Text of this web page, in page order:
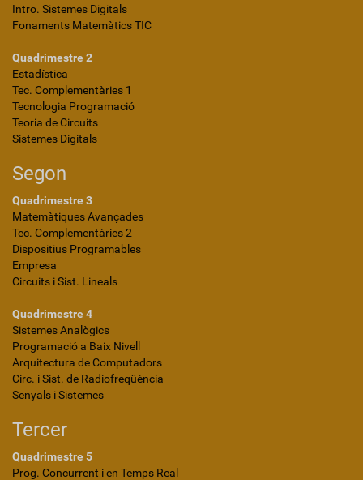
Intro. Sistemes Digitals
Fonaments Matemàtics TIC
Quadrimestre 2
Estadística
Tec. Complementàries 1
Tecnologia Programació
Teoria de Circuits
Sistemes Digitals
Segon
Quadrimestre 3
Matemàtiques Avançades
Tec. Complementàries 2
Dispositius Programables
Empresa
Circuits i Sist. Lineals
Quadrimestre 4
Sistemes Analògics
Programació a Baix Nivell
Arquitectura de Computadors
Circ. i Sist. de Radiofreqüència
Senyals i Sistemes
Tercer
Quadrimestre 5
Prog. Concurrent i en Temps Real